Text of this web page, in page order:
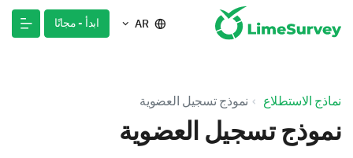
AR ابدأ - مجانًا
نماذج الاستطلاع نموذج تسجيل العضوية
نموذج تسجيل العضوية